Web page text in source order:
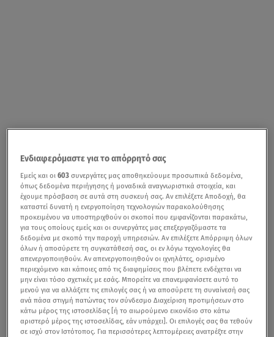
Ενδιαφερόμαστε για το απόρρητό σας
Εμείς και οι603 συνεργάτες μας αποθηκεύουμε προσωπικά δεδομένα,
όπως δεδομένα περιήγησης ή μοναδικά αναγνωριστικά στοιχεία, και
έχουμε πρόσβαση σε αυτά στη συσκευή σας. Αν επιλέξετε Αποδοχή, θα
καταστεί δυνατή η ενεργοποίηση τεχνολογιών παρακολούθησης
προκειμένου να υποστηριχθούν οι σκοποί που εμφανίζονται παρακάτω,
για τους οποίους εμείς και οι συνεργάτες μας επεξεργαζόμαστε τα
δεδομένα με σκοπό την παροχή υπηρεσιών. Αν επιλέξετε Απόρριψη όλων
όλων ή αποσύρετε τη συγκατάθεσή σας, οι εν λόγω τεχνολογίες θα
απενεργοποιηθούν. Αν απενεργοποιηθούν οι ιχνηλάτες, ορισμένο
περιεχόμενο και κάποιες από τις διαφημίσεις που βλέπετε ενδέχεται να
μην είναι τόσο σχετικές με εσάς. Μπορείτε να επανεμφανίσετε αυτό το
μενού για να αλλάξετε τις επιλογές σας ή να αποσύρετε τη συναίνεσή σας
ανά πάσα στιγμή πατώντας τον σύνδεσμο Διαχείριση προτιμήσεων στο
κάτω μέρος της ιστοσελίδας [ή το αιωρούμενο εικονίδιο στο κάτω
αριστερό μέρος της ιστοσελίδας, εάν υπάρχει]. Οι επιλογές σας θα τεθούν
σε ισχύ στον Ιστότοπος. Για περισσότερες λεπτομέρειες ανατρέξτε στην